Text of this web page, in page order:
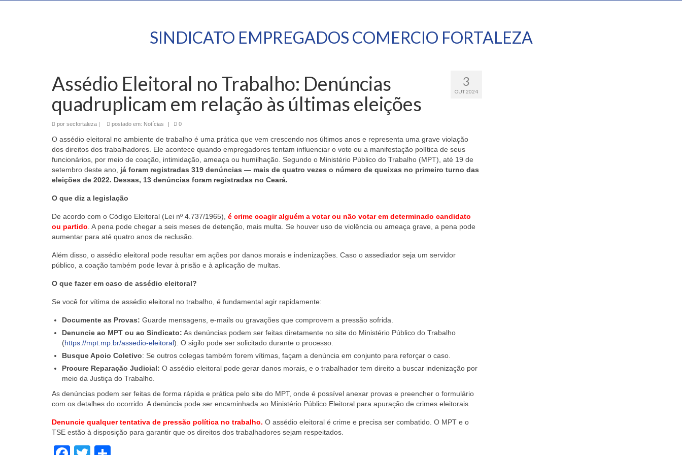
SINDICATO EMPREGADOS COMERCIO FORTALEZA
3
OUT 2024
Assédio Eleitoral no Trabalho: Denúncias
quadruplicam em relação às últimas eleições
por secfortaleza | postado em: Notícias | 0
O assédio eleitoral no ambiente de trabalho é uma prática que vem crescendo nos últimos anos e representa uma grave violação
dos direitos dos trabalhadores. Ele acontece quando empregadores tentam influenciar o voto ou a manifestação política de seus
funcionários, por meio de coação, intimidação, ameaça ou humilhação. Segundo o Ministério Público do Trabalho (MPT), até 19 de
setembro deste ano, já foram registradas 319 denúncias — mais de quatro vezes o número de queixas no primeiro turno das
eleições de 2022. Dessas, 13 denúncias foram registradas no Ceará.
O que diz a legislação
De acordo com o Código Eleitoral (Lei nº 4.737/1965), é crime coagir alguém a votar ou não votar em determinado candidato
ou partido . A pena pode chegar a seis meses de detenção, mais multa. Se houver uso de violência ou ameaça grave, a pena pode
aumentar para até quatro anos de reclusão.
Além disso, o assédio eleitoral pode resultar em ações por danos morais e indenizações. Caso o assediador seja um servidor
público, a coação também pode levar à prisão e à aplicação de multas.
O que fazer em caso de assédio eleitoral?
Se você for vítima de assédio eleitoral no trabalho, é fundamental agir rapidamente:
Documente as Provas: Guarde mensagens, e-mails ou gravações que comprovem a pressão sofrida.
Denuncie ao MPT ou ao Sindicato: As denúncias podem ser feitas diretamente no site do Ministério Público do Trabalho
(https://mpt.mp.br/assedio-eleitoral). O sigilo pode ser solicitado durante o processo.
Busque Apoio Coletivo: Se outros colegas também forem vítimas, façam a denúncia em conjunto para reforçar o caso.
Procure Reparação Judicial: O assédio eleitoral pode gerar danos morais, e o trabalhador tem direito a buscar indenização por
meio da Justiça do Trabalho.
As denúncias podem ser feitas de forma rápida e prática pelo site do MPT, onde é possível anexar provas e preencher o formulário
com os detalhes do ocorrido. A denúncia pode ser encaminhada ao Ministério Público Eleitoral para apuração de crimes eleitorais.
Denuncie qualquer tentativa de pressão política no trabalho. O assédio eleitoral é crime e precisa ser combatido. O MPT e o
TSE estão à disposição para garantir que os direitos dos trabalhadores sejam respeitados.